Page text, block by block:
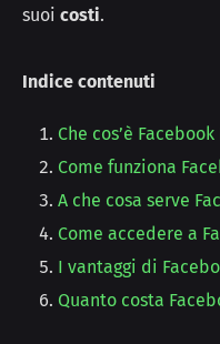
suoi costi.
Indice contenuti
Che cos’è
Come funziona
A che cosa serve
Come accedere a
I vantaggi di
Quanto costa